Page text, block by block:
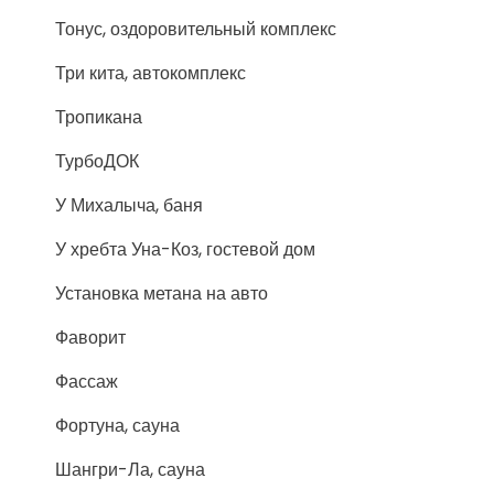
Тонус, оздоровительный комплекс
Три кита, автокомплекс
Тропикана
ТурбоДОК
У Михалыча, баня
У хребта Уна-Коз, гостевой дом
Установка метана на авто
Фаворит
Фассаж
Фортуна, сауна
Шангри-Ла, сауна